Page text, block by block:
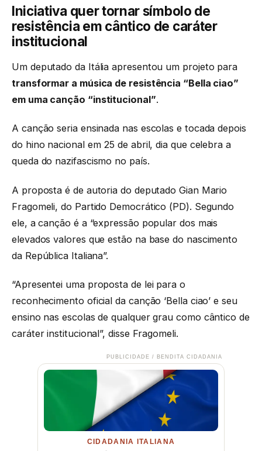
Iniciativa quer tornarsímbolo de
resistência em cântico de caráter
institucional
Um deputado da Itália apresentou um projeto para
transformar a música de resistência “Bella ciao”
em uma canção “institucional”.
A canção seria ensinada nas escolas e tocada depois
do hino nacional em 25 de abril, dia que celebra a
queda do nazifascismo no país.
A proposta é de autoria do deputado Gian Mario
Fragomeli, do Partido Democrático (PD). Segundo
ele, a canção é a “expressão popular dos mais
elevados valores que estão na base do nascimento
da República Italiana”.
“Apresentei uma proposta de lei para o
reconhecimento oficial da canção ‘Bella ciao’ e seu
ensino nas escolas de qualquer grau como cântico de
caráter institucional”, disse Fragomeli.
PUBLICIDADE / BENDITA CIDADANIA
CIDADANIA ITALIANA